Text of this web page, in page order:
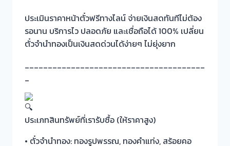
ประเมินราคาหน้าตั๋วฟรีทางไลน์ จ่ายเงินสดทันทีไม่ต้อง
รอนาน บริการไว ปลอดภัย และเชื่อถือได้ 100% เปลี่ยน
ตั๋วจำนำทองเป็นเงินสดด่วนได้ง่ายๆ ไม่ยุ่งยาก
_______________________________________
_
ประเภทสินทรัพย์ที่เรารับซื้อ (ให้ราคาสูง)
• ตั๋วจำนำทอง: ทองรูปพรรณ, ทองคำแท่ง, สร้อยคอ